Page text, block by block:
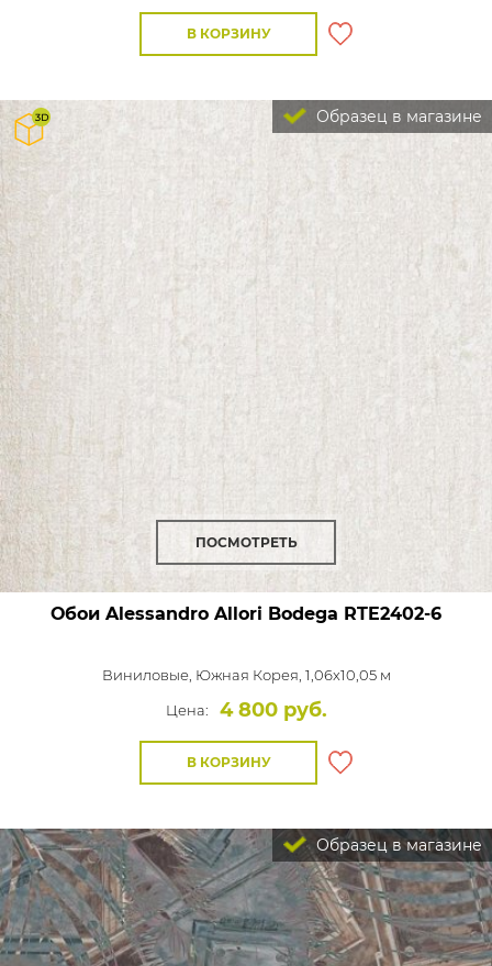
В КОРЗИНУ
Образец в магазине
ПОСМОТРЕТЬ
Обои Alessandro Allori Bodega RTE2402-6
Виниловые, Южная Корея, 1,06x10,05 м
Цена:
4 800 руб.
В КОРЗИНУ
Образец в магазине